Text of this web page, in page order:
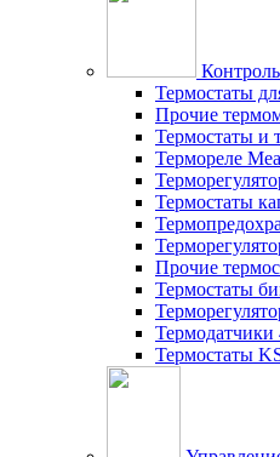
Термостаты
Прочие
Термостаты и
Термореле
Термостаты
Прочие
Термостаты
Термодатчики
Термостаты